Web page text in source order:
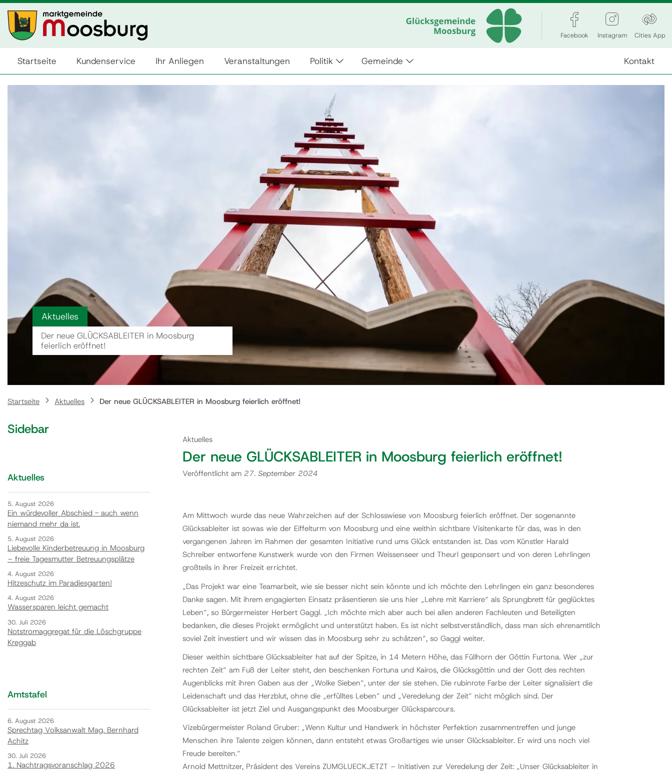
Facebook Instagram Cities App
Startseite Kundenservice Ihr Anliegen Veranstaltungen Politik Gemeinde Kontakt
Aktuelles
Der neue GLÜCKSABLEITER in Moosburg
feierlich eröffnet!
Startseite Aktuelles Der neue GLÜCKSABLEITER in Moosburg feierlich eröffnet!
Aktuelles
Der neue GLÜCKSABLEITER in Moosburg feierlich eröffnet!
Veröffentlicht am 27. September 2024
Am Mittwoch wurde das neue Wahrzeichen auf der Schlosswiese von Moosburg feierlich eröffnet. Der sogenannte
Glücksableiter ist sowas wie der Eiffelturm von Moosburg und eine weithin sichtbare Visitenkarte für das, was in den
vergangenen Jahren im Rahmen der gesamten Initiative rund ums Glück entstanden ist. Das vom Künstler Harald
Schreiber entworfene Kunstwerk wurde von den Firmen Weissenseer und Theurl gesponsert und von deren Lehrlingen
großteils in ihrer Freizeit errichtet.
„Das Projekt war eine Teamarbeit, wie sie besser nicht sein könnte und ich möchte den Lehrlingen ein ganz besonderes
Danke sagen. Mit ihrem engagierten Einsatz präsentieren sie uns hier „Lehre mit Karriere“ als Sprungbrett für geglücktes
Leben“, so Bürgermeister Herbert Gaggl. „Ich möchte mich aber auch bei allen anderen Fachleuten und Beteiligten
bedanken, die dieses Projekt ermöglicht und unterstützt haben. Es ist nicht selbstverständlich, dass man sich ehrenamtlich
soviel Zeit investiert und wir wissen das in Moosburg sehr zu schätzen“, so Gaggl weiter.
Dieser weithin sichtbare Glücksableiter hat auf der Spitze, in 14 Metern Höhe, das Füllhorn der Göttin Furtona. Wer „zur
rechten Zeit“ am Fuß der Leiter steht, den beschenken Fortuna und Kairos, die Glücksgöttin und der Gott des rechten
Augenblicks mit ihren Gaben aus der „Wolke Sieben“, unter der sie stehen. Die rubinrote Farbe der Leiter signalisiert die
Leidenschaft und das Herzblut, ohne die „erfülltes Leben“ und „Veredelung der Zeit“ nicht möglich sind. Der
Glücksableiter ist jetzt Ziel und Ausgangspunkt des Moosburger Glücksparcours.
Vizebürgermeister Roland Gruber: „Wenn Kultur und Handwerk in höchster Perfektion zusammentreffen und junge
Menschen ihre Talente zeigen können, dann entsteht etwas Großartiges wie unser Glücksableiter. Er wird uns noch viel
Freude bereiten.“
Arnold Mettnitzer, Präsident des Vereins ZUMGLUECK.JETZT – Initiativen zur Veredelung der Zeit: „Unser Glücksableiter in
Sidebar
Aktuelles
5. August 2026
Ein würdevoller Abschied - auch wenn
niemand mehr da ist.
5. August 2026
Liebevolle Kinderbetreuung in Moosburg
– freie Tagesmutter Betreuungsplätze
4. August 2026
Hitzeschutz im Paradiesgarten!
4. August 2026
Wassersparen leicht gemacht
30. Juli 2026
Notstromaggregat für die Löschgruppe
Kreggab
Amtstafel
6. August 2026
Sprechtag Volksanwalt Mag. Bernhard
Achitz
30. Juli 2026
1. Nachtragsvoranschlag 2026